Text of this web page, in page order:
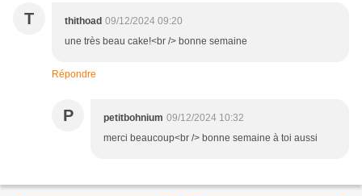
T thithoad 09/12/2024 09:20
une très beau cake!<br /> bonne semaine
Répondre
P petitbohnium 09/12/2024 10:32
merci beaucoup<br /> bonne semaine à toi aussi